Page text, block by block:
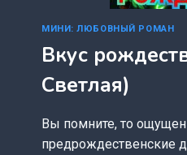
МИНИ: ЛЮБОВНЫЙ РОМАН
Вкус
Светлая)
Вы помните, то
предрождественские